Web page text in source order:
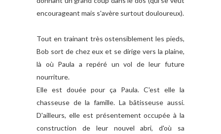
encourageant mais s'avère surtout douloureux).
Tout en trainant très ostensiblement les pieds,
Bob sort de chez eux et se dirige vers la plaine,
là où Paula a repéré un vol de leur future
nourriture.
Elle est douée pour ça Paula. C'est elle la
chasseuse de la famille. La bâtisseuse aussi.
D'ailleurs, elle est présentement occupée à la
construction de leur nouvel abri, d'où sa